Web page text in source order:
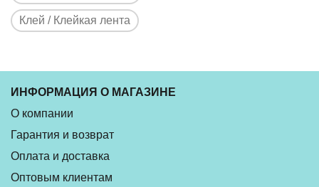
Клей / Клейкая лента
ИНФОРМАЦИЯ О МАГАЗИНЕ
О компании
Гарантия и возврат
Оплата и доставка
Оптовым клиентам